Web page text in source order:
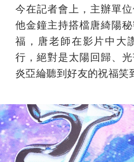
今在記者會上，主辦單
他金鐘主持搭檔唐綺陽
福，唐老師在影片中大
行，絕對是太陽回歸、
炎亞綸聽到好友的祝福笑